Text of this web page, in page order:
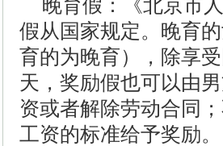
晚育假：《北京市
假从国家规定。晚育
育的为晚育），除享
天，奖励假也可以由
资或者解除劳动合同
工资的标准给予奖励。